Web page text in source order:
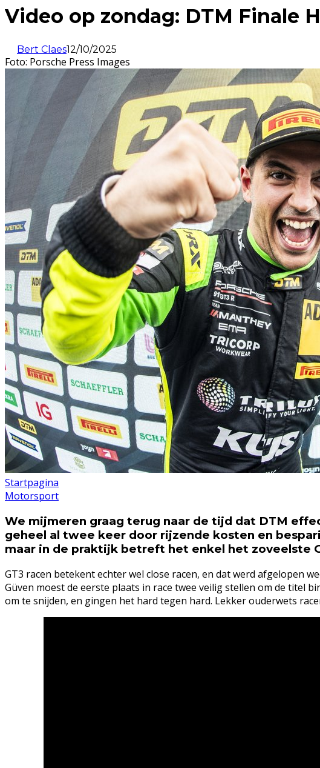
Video op zondag: DTM Finale
Bert Claes12/10/2025
Foto: Porsche Press Images
Startpagina
Motorsport
We mijmeren graag terug naar de tijd dat DTM
geheel al twee keer door rijzende kosten en
maar in de praktijk betreft het enkel het zoveelste
GT3 racen betekent echter wel close racen, en dat werd afgelopen
Güven moest de eerste plaats in race twee veilig stellen om de titel
om te snijden, en gingen het hard tegen hard. Lekker ouderwets